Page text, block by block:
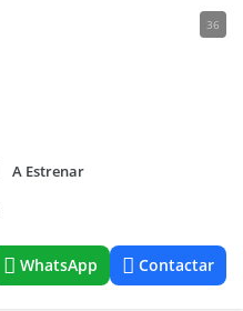
36
A Estrenar
WhatsApp Contactar